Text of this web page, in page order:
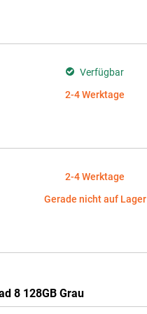
Verfügbar
2-4 Werktage
2-4 Werktage
Gerade nicht auf Lager
8 128GB Grau